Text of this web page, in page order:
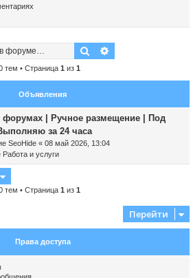
Поиск
тем • Страница 1 из 1
Объявления
форумах | Ручное размещение | Под
за 24 часа
SeoHide « 08 май 2026, 13:04
Работа и услуги
тем • Страница 1 из 1
Перейти
Права доступа